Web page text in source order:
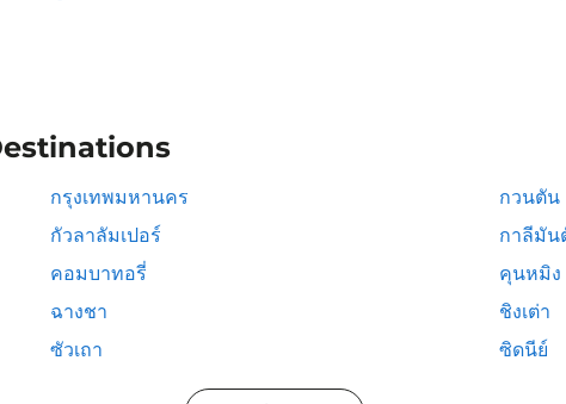
กรุงเทพมหานคร
กวนตัน
กัวลาลัมเปอร์
กาลีมัน
คอมบาทอรี่
คุนหมิง
ฉางชา
ชิงเต่า
ซัวเถา ซิดนีย์